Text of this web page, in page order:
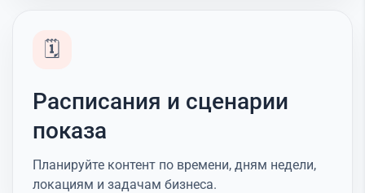
🗓️
Расписания и сценарии
показа
Планируйте контент по времени, дням недели,
локациям и задачам бизнеса.